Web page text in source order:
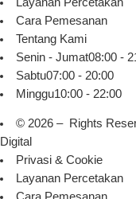
Cara Pemesanan
Tentang Kami
Senin - Jumat08:00 -
Sabtu07:00 - 20:00
Minggu10:00 - 22:00
© 2026 – Rights
Digital
Privasi & Cookie
Layanan Percetakan
Cara Pemesanan